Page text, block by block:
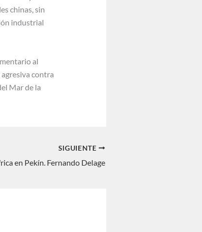
chinas, sin
industrial
al
contra
Mar de la
SIGUIENTE
en Pekín. Fernando Delage